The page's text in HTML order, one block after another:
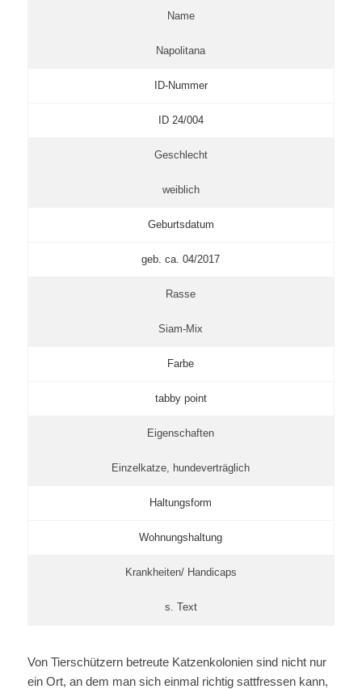
Name
Napolitana
ID-Nummer
ID 24/004
Geschlecht
weiblich
Geburtsdatum
geb. ca. 04/2017
Rasse
Siam-Mix
Farbe
tabby point
Eigenschaften
Einzelkatze, hundeverträglich
Haltungsform
Wohnungshaltung
Krankheiten/ Handicaps
s. Text
Von Tierschützern betreute Katzenkolonien sind nicht nur
ein Ort, an dem man sich einmal richtig sattfressen kann,